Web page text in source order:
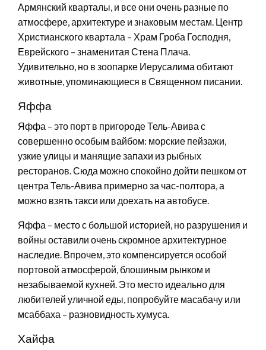
Армянский кварталы, и все они очень разные по
атмосфере, архитектуре и знаковым местам. Центр
Христианского квартала – Храм Гроба Господня,
Еврейского – знаменитая Стена Плача.
Удивительно, но в зоопарке Иерусалима обитают
животные, упоминающиеся в Священном писании.
Яффа
Яффа – это порт в пригороде Тель-Авива с
совершенно особым вайбом: морские пейзажи,
узкие улицы и манящие запахи из рыбных
ресторанов. Сюда можно спокойно дойти пешком от
центра Тель-Авива примерно за час-полтора, а
можно взять такси или доехать на автобусе.
Яффа – место с большой историей, но разрушения и
войны оставили очень скромное архитектурное
наследие. Впрочем, это компенсируется особой
портовой атмосферой, блошиным рынком и
незабываемой кухней. Это место идеально для
любителей уличной еды, попробуйте масабачу или
мсаббаха – разновидность хумуса.
Хайфа